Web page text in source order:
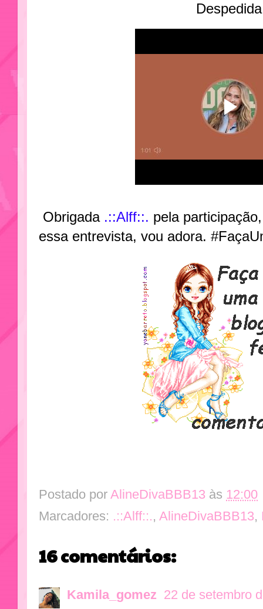
Obrigada.::Alff::. pela
essa entrevista, vou adora.
Postado por AlineDivaBBB13 às 12:00
Marcadores: .::Alff::., AlineDivaBBB13,
16 comentários:
Kamila_gomez 22 de setembro